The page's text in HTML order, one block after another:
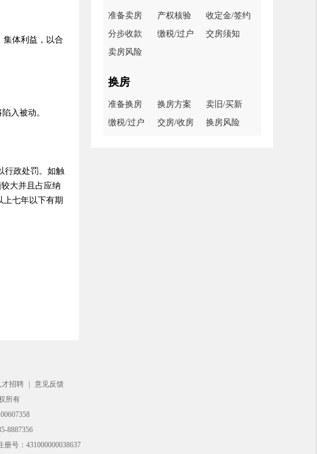
集体利益，以合
入被动。
行政处罚。如触
大并且占应纳
七年以下有期
准备卖房 产权核验
收定金/签约
分步收款
缴税/过户
交房须知
卖房风险
换房
准备换房 换房方案
卖旧/买新
缴税/过户
交房/收房 换房风险
才招聘
意见反馈
所有
8887356
册号：431000000038637